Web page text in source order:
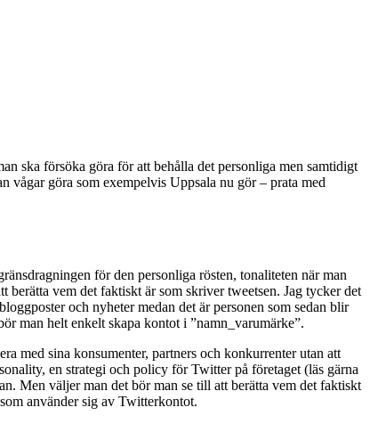
ska försöka göra för att behålla det personliga men samtidigt
vågar göra som exempelvis Uppsala nu gör – prata med
för den personliga rösten, tonaliteten när man
berätta vem det faktiskt är som skriver tweetsen. Jag tycker det
och nyheter medan det är personen som sedan blir
man helt enkelt skapa kontot i ”namn_varumärke”.
med sina konsumenter, partners och konkurrenter utan att
en strategi och policy för Twitter på företaget (läs gärna
Men väljer man det bör man se till att berätta vem det faktiskt
använder sig av Twitterkontot.